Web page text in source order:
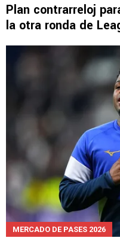
Plan contrarreloj
la otra ronda de
MERCADO DE PASES 2026